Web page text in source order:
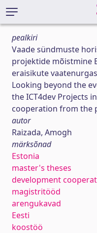
pealkiri
Vaade sündmuste
projektide mõistmine
eraisikute
Looking beyond the
the ICT4dev Projects
cooperation from the
autor
Raizada, Amogh
märksõnad
Estonia
master's theses
development
magistritööd
arengukavad
Eesti
koostöö